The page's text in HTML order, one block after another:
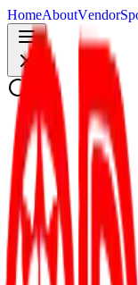
HomeAboutVendorSp